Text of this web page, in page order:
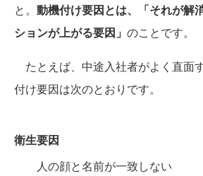
と。 動機付け要因とは、「それが解
ションが上がる要因」 のことです。
たとえば、中途入社者がよく直面
付け要因は次のとおりです。
衛生要因
人の顔と名前が一致しない